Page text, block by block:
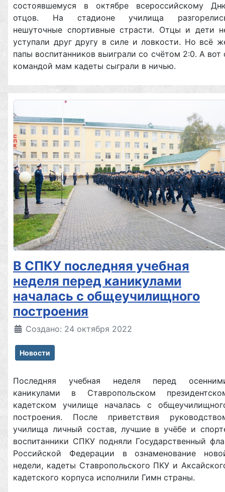
состоявшемуся в октябре всероссийскому
отцов. На стадионе училища
нешуточные спортивные страсти. Отцы и дети
уступали друг другу в силе и ловкости. Но всё
папы воспитанников выиграли со счётом 2:0. А вот
командой мам кадеты сыграли в ничью.
В СПКУ последняя учебная
неделя перед каникулами
началась с общеучилищного
построения
Создано: 24 октября 2022
Новости
Последняя учебная неделя перед
каникулами в Ставропольском
кадетском училище началась с
построения. После приветствия
училища личный состав, лучшие в учёбе и
воспитанники СПКУ подняли Государственный
Российской Федерации в ознаменование
недели, кадеты Ставропольского ПКУ и
кадетского корпуса исполнили Гимн страны.